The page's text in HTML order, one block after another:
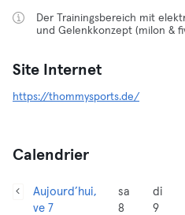
Der Trainingsbereich mit
und Gelenkkonzept (milon &
Site Internet
https://thommysports.de/
Calendrier
Aujourd’hui,
ve 7
sa
8
di
9